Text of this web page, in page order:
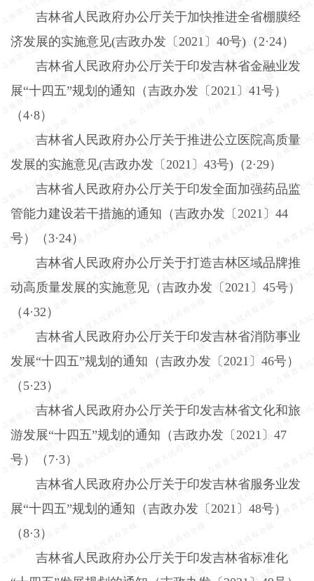
吉林省人民政府办公厅关于加快推进全省棚膜经
济发展的实施意见(吉政办发〔2021 〕 40号) （ 2·24）
吉林省人民政府办公厅关于印发吉林省金融业发
展“十四五”规划的通知（吉政办发〔2021 〕 41号）
（4·8）
吉林省人民政府办公厅关于推进公立医院高质量
发展的实施意见(吉政办发〔2021 〕 43号) （ 2·29）
吉林省人民政府办公厅关于印发全面加强药品监
管能力建设若干措施的通知（吉政办发〔2021 〕 44
号）（ 3·24）
吉林省人民政府办公厅关于打造吉林区域品牌推
动高质量发展的实施意见（吉政办发〔2021 〕 45号）
（4·32 ）
吉林省人民政府办公厅关于印发吉林省消防事业
发展“十四五”规划的通知（吉政办发〔2021 〕 46号）
（ 5·23）
吉林省人民政府办公厅关于印发吉林省文化和旅
游发展“十四五”规划的通知（吉政办发〔2021 〕 47
号）（ 7·3）
吉林省人民政府办公厅关于印发吉林省服务业发
展“十四五”规划的通知（吉政办发〔2021 〕 48号）
（8·3）
吉林省人民政府办公厅关于印发吉林省标准化